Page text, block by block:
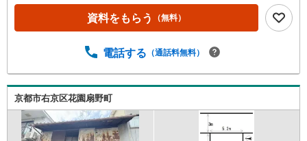
資料をもらう （無料）
電話する （通話料無料）
京都市右京区花園扇野町